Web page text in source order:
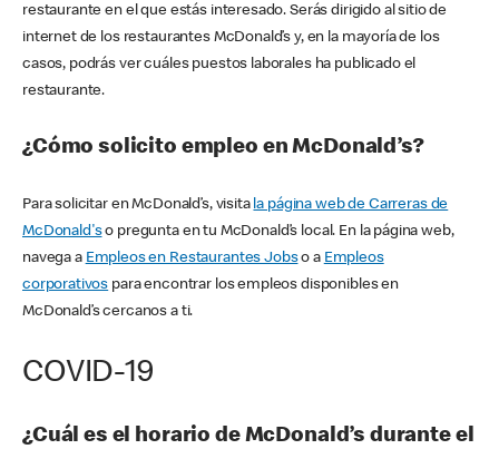
restaurante en el que estás interesado. Serás dirigido al sitio de
internet de los restaurantes McDonald’s y, en la mayoría de los
casos, podrás ver cuáles puestos laborales ha publicado el
restaurante.
¿Cómo solicito empleo en McDonald’s?
Para solicitar en McDonald’s, visita la página web de Carreras de
McDonald'so pregunta en tu McDonald’s local. En la página web,
navega a Empleos en Restaurantes Jobso a Empleos
corporativos para encontrar los empleos disponibles en
McDonald’s cercanos a ti.
COVID-19
¿Cuál es el horario de McDonald’s durante el